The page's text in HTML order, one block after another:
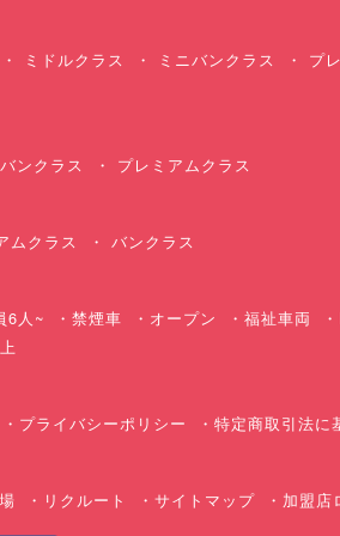
ミドルクラス ミニバンクラス プ
ンクラス プレミアムクラス
ムクラス バンクラス
6人~ 禁煙車 オープン 福祉車両
プライバシーポリシー 特定商取引法に
リクルート サイトマップ 加盟店